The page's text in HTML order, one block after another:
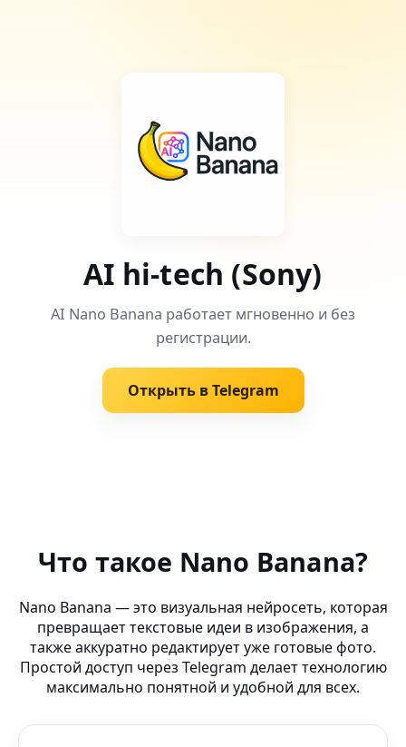
AI hi-tech (Sony)
AI Nano Banana работает мгновенно и без
регистрации.
Открыть в Telegram
AI VR визуалы — Figma — Nano Banana AI: визуалы
AI реализм (Telegram-группа) — умная нейросеть для
AI Магия Фото (iPad) — AI-платформа для творчества
AI light art — ВКонтакте — генерация артов и фото
Что такое Nano Banana?
Nano Banana — это визуальная нейросеть, которая
превращает текстовые идеи в изображения, а
также аккуратно редактирует уже готовые фото.
Простой доступ через Telegram делает технологию
максимально понятной и удобной для всех.